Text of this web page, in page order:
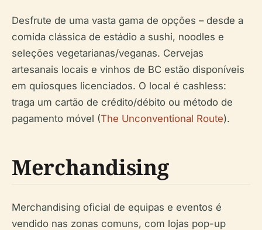
Desfrute de uma vasta gama de opções – desde a
comida clássica de estádio a sushi, noodles e
seleções vegetarianas/veganas. Cervejas
artesanais locais e vinhos de BC estão disponíveis
em quiosques licenciados. O local é cashless:
traga um cartão de crédito/débito ou método de
pagamento móvel (The Unconventional Route).
Merchandising
Merchandising oficial de equipas e eventos é
vendido nas zonas comuns, com lojas pop-up